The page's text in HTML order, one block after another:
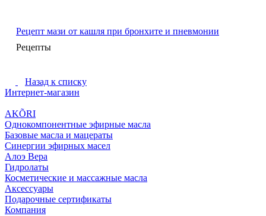
Рецепт мази от кашля при бронхите и пневмонии
Рецепты
Назад к списку
Интернет-магазин
AKÕRI
Однокомпонентные эфирные масла
Базовые масла и мацераты
Синергии эфирных масел
Алоэ Вера
Гидролаты
Косметические и массажные масла
Аксессуары
Подарочные сертификаты
Компания